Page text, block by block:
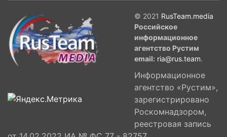
© 2021 RusTeam.media
Российское
информационное
агентство Рустим
email: ria@rus.team.
Информационное
агентство «Рустим»,
зарегистрировано
Роскомнадзором,
реестровая запись